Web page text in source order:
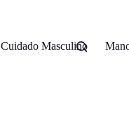
Cuidado Masculino